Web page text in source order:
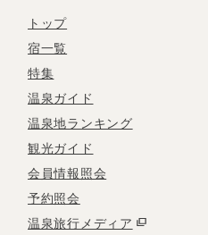
トップ
宿一覧
特集
温泉ガイド
温泉地ランキング
観光ガイド
会員情報照会
予約照会
温泉旅行メディア